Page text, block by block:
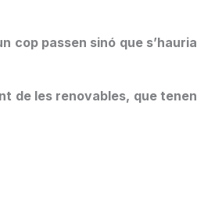
cop passen sinó que s’hauria
de les renovables, que tenen